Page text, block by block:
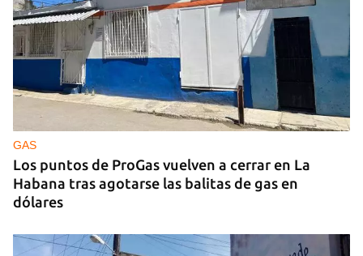
GUERRA
Ucrania ataca otro centro logístico del Amazon
ruso, esta vez en los Urales
GAS
Los puntos de ProGas vuelven a cerrar en La
Habana tras agotarse las balitas de gas en
dólares